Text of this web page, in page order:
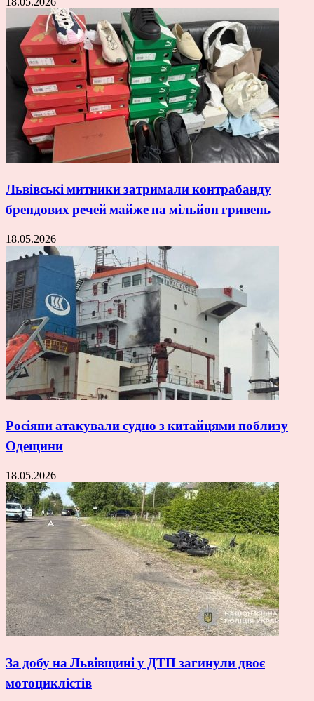
Львівські митники затримали контрабанду
брендових речей майже на мільйон гривень
18.05.2026
Росіяни атакували судно з китайцями поблизу
Одещини
18.05.2026
За добу на Львівщині у ДТП загинули двоє
мотоциклістів